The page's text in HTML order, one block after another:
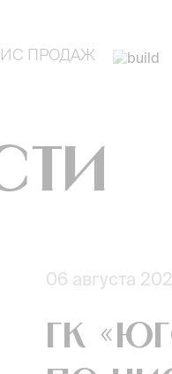
ПРОДАЖ
06 августа
ГК